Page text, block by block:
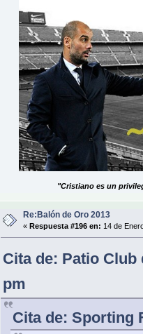
"Cristiano es un
Re:Balón de Oro 2013
«Respuesta #196 en: 14 de
Cita de: Patio Club
pm
Cita de: Sporting